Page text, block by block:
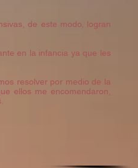
de este modo, logran
en la infancia ya que les
resolver por medio de la
ellos me encomendaron,